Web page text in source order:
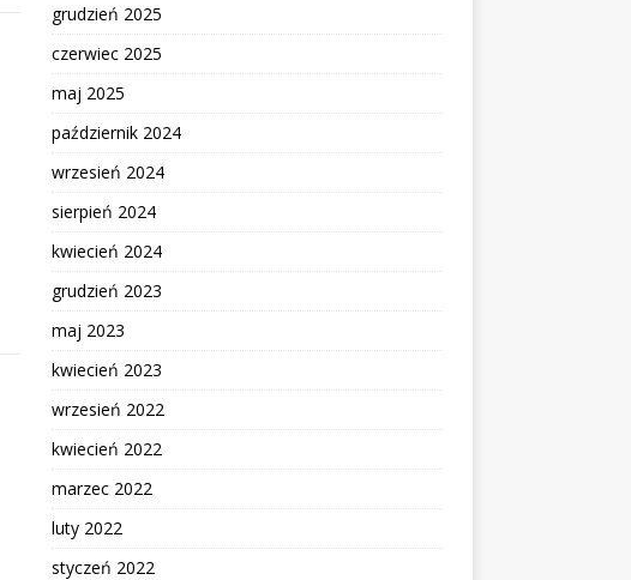
grudzień 2025
czerwiec 2025
maj 2025
październik 2024
wrzesień 2024
sierpień 2024
kwiecień 2024
grudzień 2023
maj 2023
kwiecień 2023
wrzesień 2022
kwiecień 2022
marzec 2022
luty 2022
styczeń 2022